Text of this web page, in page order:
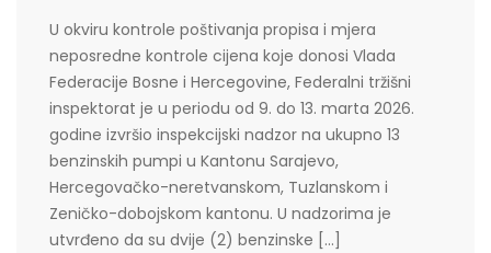
U okviru kontrole poštivanja propisa i mjera
neposredne kontrole cijena koje donosi Vlada
Federacije Bosne i Hercegovine, Federalni tržišni
inspektorat je u periodu od 9. do 13. marta 2026.
godine izvršio inspekcijski nadzor na ukupno 13
benzinskih pumpi u Kantonu Sarajevo,
Hercegovačko-neretvanskom, Tuzlanskom i
Zeničko-dobojskom kantonu. U nadzorima je
utvrđeno da su dvije (2) benzinske […]